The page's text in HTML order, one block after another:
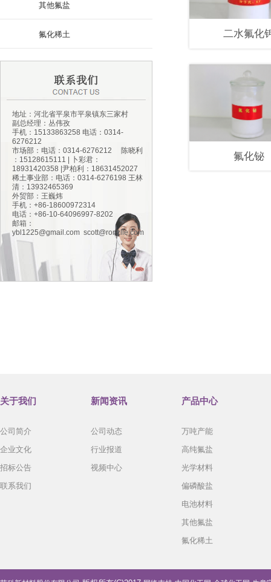
其他氟盐
氟化稀土
地址：河北省平泉市平泉镇东三家村
副总经理：丛伟孜
手机：15133863258 电话：0314-
6276212
市场部：电话：0314-6276212 陈晓利
：15128615111 | 卜彩君：
18931420358 |尹柏利：18631452027
稀土事业部：电话：0314-6276198 王林
清：13932465369
外贸部：王巍炜
手机：+86-18600972314
电话：+86-10-64096997-8202
邮箱：
ybl1225@gmail.com scott@ronzlle.com
二水氟化
氟化铋
关于我们
公司简介
企业文化
招标公告
联系我们
新闻资讯
公司动态
行业报道
视频中心
产品中心
万吨产能
高纯氟盐
光学材料
偏磷酸盐
电池材料
其他氟盐
氟化稀土